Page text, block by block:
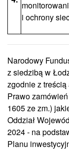
i ochrony
Narodowy
z siedzibą w
zgodnie z
Prawo
1605 ze zm.)
Oddział
2024 - na
Planu